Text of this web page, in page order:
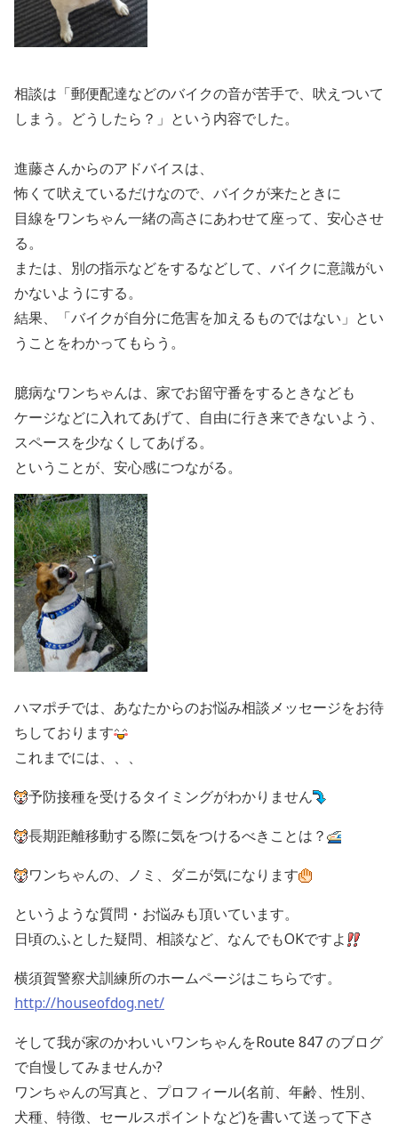
相談は「郵便配達などのバイクの音が苦手で、吠えついて
しまう。どうしたら？」という内容でした。
進藤さんからのアドバイスは、
怖くて吠えているだけなので、バイクが来たときに
目線をワンちゃん一緒の高さにあわせて座って、安心させ
る。
または、別の指示などをするなどして、バイクに意識がい
かないようにする。
結果、「バイクが自分に危害を加えるものではない」とい
うことをわかってもらう。
臆病なワンちゃんは、家でお留守番をするときなども
ケージなどに入れてあげて、自由に行き来できないよう、
スペースを少なくしてあげる。
ということが、安心感につながる。
ハマポチでは、あなたからのお悩み相談メッセージをお待
ちしております
これまでには、、、
予防接種を受けるタイミングがわかりません
長期距離移動する際に気をつけるべきことは？
ワンちゃんの、ノミ、ダニが気になります
というような質問・お悩みも頂いています。
日頃のふとした疑問、相談など、なんでもOKですよ
横須賀警察犬訓練所のホームページはこちらです。
http://houseofdog.net/
そして我が家のかわいいワンちゃんをRoute 847 のブログ
で自慢してみませんか?
ワンちゃんの写真と、プロフィール(名前、年齢、性別、
犬種、特徴、セールスポイントなど)を書いて送って下さ